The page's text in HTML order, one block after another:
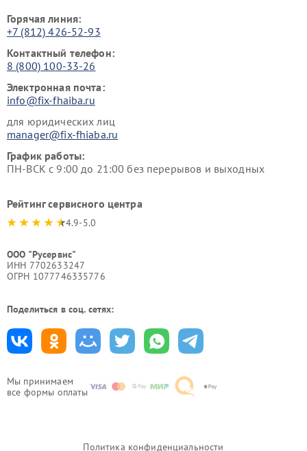
Мы принимаем
все формы оплаты
Горячая линия:
+7 (812) 426-52-93
Контактный телефон:
8 (800) 100-33-26
Электронная почта:
info@fix-fhaiba.ru
для юридических лиц
manager@fix-fhiaba.ru
График работы:
ПН-ВСК с 9:00 до 21:00 без перерывов и выходных
Рейтинг сервисного центра
4.9-5.0
ООО "Русервис"
ИНН 7702633247
ОГРН 1077746335776
Поделиться в соц. сетях:
Политика конфиденциальности